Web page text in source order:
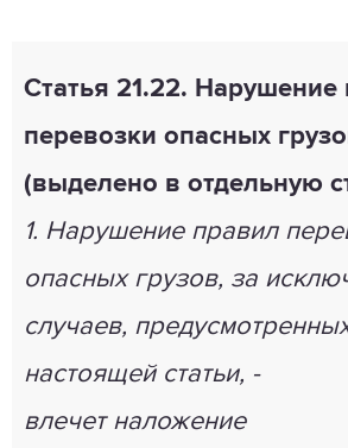
Статья 21.22. Нарушение
перевозки опасных
(выделено в отдельную
1. Нарушение правил
опасных грузов, за
случаев,
настоящей статьи, -
влечет наложение